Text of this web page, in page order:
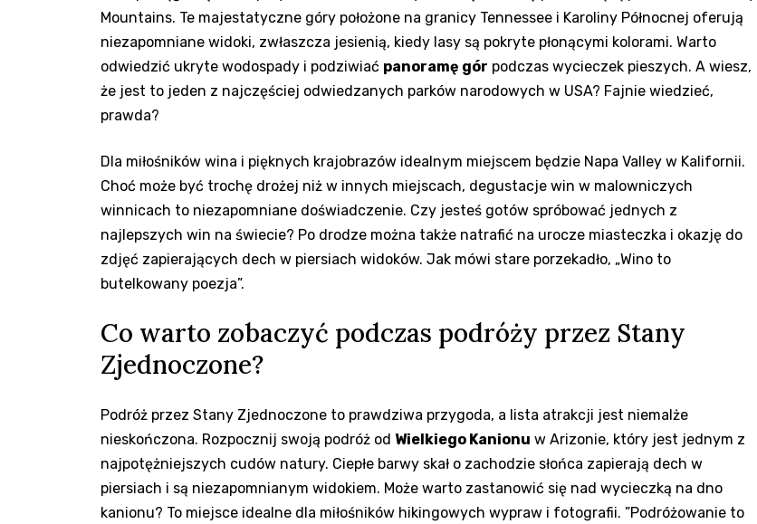
‌Mountains. Te majestatyczne‌ góry położone⁢ na granicy ⁤Tennessee⁢ i Karoliny Północnej oferują
niezapomniane widoki, zwłaszcza jesienią, kiedy lasy są pokryte płonącymi kolorami. Warto
odwiedzić ukryte wodospady i podziwiać panoramę gór podczas‍ wycieczek pieszych. A wiesz,
że jest to ‍jeden z ⁣najczęściej odwiedzanych⁢ parków narodowych w ⁤USA? Fajnie wiedzieć,
prawda?
Dla miłośników wina i pięknych krajobrazów ​idealnym miejscem będzie ⁢Napa Valley⁤ w Kalifornii.
Choć ​może być trochę ‍drożej niż w innych miejscach, degustacje win w malowniczych
winnicach to niezapomniane doświadczenie. Czy jesteś ⁢gotów spróbować jednych z
najlepszych win ​na ⁢świecie? Po ‍drodze można także‌ natrafić ‌na urocze‍ miasteczka i okazję do
zdjęć zapierających‍ dech w piersiach widoków. Jak mówi ⁤stare porzekadło,‍ „Wino ‌to
butelkowany poezja”.
Co warto ⁢zobaczyć ⁣podczas podróży przez Stany
Zjednoczone?
Podróż przez Stany Zjednoczone ​to prawdziwa przygoda,⁢ a ‌lista atrakcji jest niemalże
nieskończona. Rozpocznij swoją podróż‍ od‍ Wielkiego Kanionu w ⁤Arizonie, który jest⁢ jednym z
najpotężniejszych cudów natury. Ciepłe‍ barwy skał o zachodzie‌ słońca ‌zapierają dech ‍w
‍piersiach i ⁢są ‌niezapomnianym widokiem. Może warto zastanowić się nad wycieczką na dno‌
kanionu? To miejsce idealne dla miłośników ⁣hikingowych‍ wypraw i fotografii. ⁢”Podróżowanie to